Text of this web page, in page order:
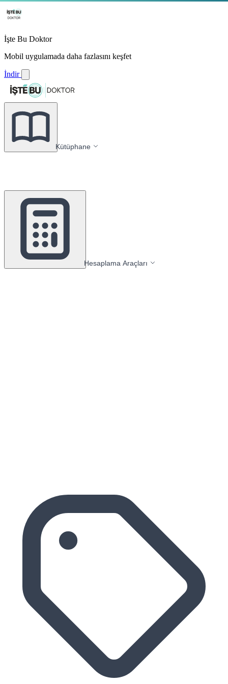
İşte Bu Doktor
Mobil uygulamada daha fazlasını keşfet
İndir
Kütüphane
Hesaplama Araçları